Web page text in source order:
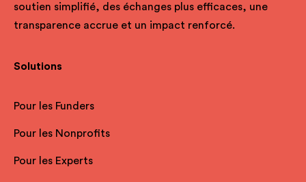
soutien simplifié, des échanges plus efficaces, une
transparence accrue et un impact renforcé.
Solutions
Pour les Funders
Pour les Nonprofits
Pour les Experts